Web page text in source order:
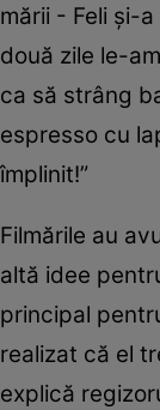
mării - Feli şi-
două zile le-
ca să strâng
espresso cu
împlinit!”
Filmările au
altă idee
principal
realizat că el
explică